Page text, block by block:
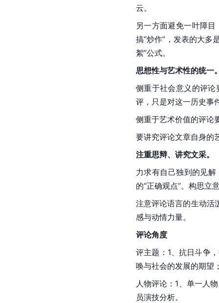
云。
另一方面避免一叶障
搞“炒作”，发表的大多
絮”公式。
思想性与艺术性的统一
侧重于社会意义的评
评，只是对这一历史事
侧重于艺术价值的评论
要讲究评论文章自身的
注重思辩、讲究文采。
力求有自己独到的见
的“正确观点”。构思立
注意评论语言的生动活
感与动情力量。
评论角度
评主题：1、抗日斗争
唤与社会的发展的期望
人物评论：1、单一人
员演技分析。